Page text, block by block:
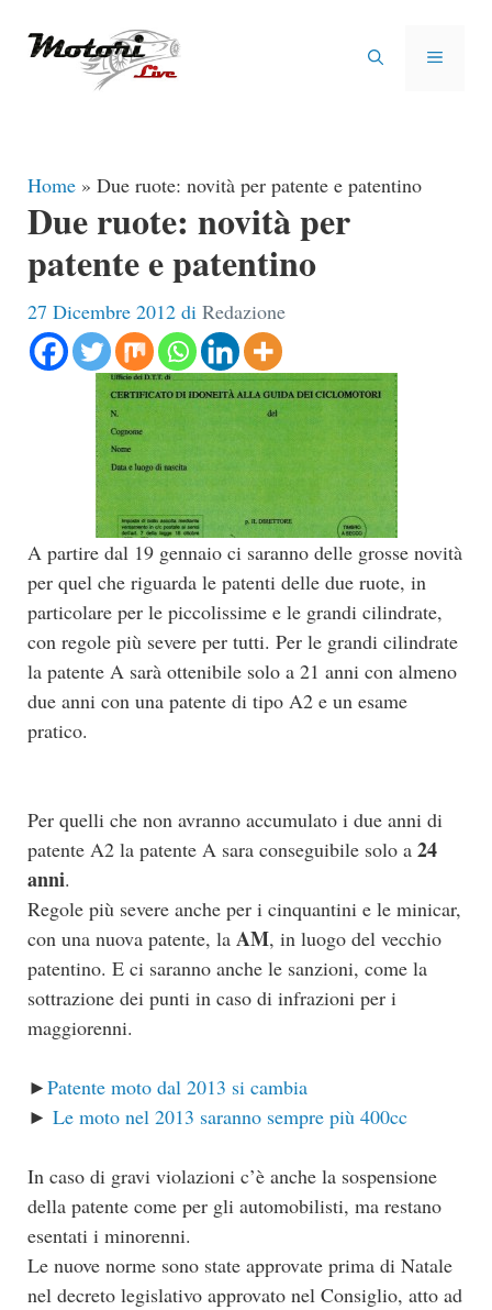
MENU
Home » Due ruote: novità per patente e patentino
Due ruote: novità per
patente e patentino
27 Dicembre 2012 di Redazione
A partire dal 19 gennaio ci saranno delle grosse novità
per quel che riguarda le patenti delle due ruote, in
particolare per le piccolissime e le grandi cilindrate,
con regole più severe per tutti. Per le grandi cilindrate
la patente A sarà ottenibile solo a 21 anni con almeno
due anni con una patente di tipo A2 e un esame
pratico.
Per quelli che non avranno accumulato i due anni di
patente A2 la patente A sara conseguibile solo a 24
anni.
Regole più severe anche per i cinquantini e le minicar,
con una nuova patente, la AM, in luogo del vecchio
patentino. E ci saranno anche le sanzioni, come la
sottrazione dei punti in caso di infrazioni per i
maggiorenni.
►Patente moto dal 2013 si cambia
► Le moto nel 2013 saranno sempre più 400cc
In caso di gravi violazioni c’è anche la sospensione
della patente come per gli automobilisti, ma restano
esentati i minorenni.
Le nuove norme sono state approvate prima di Natale
nel decreto legislativo approvato nel Consiglio, atto ad